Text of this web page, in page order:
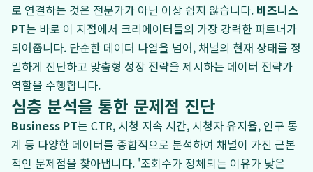
로 연결하는 것은 전문가가 아닌 이상 쉽지 않습니다. 비즈니스
PT는 바로 이 지점에서 크리에이터들의 가장 강력한 파트너가
되어줍니다. 단순한 데이터 나열을 넘어, 채널의 현재 상태를 정
밀하게 진단하고 맞춤형 성장 전략을 제시하는 데이터 전략가
역할을 수행합니다.
심층 분석을 통한 문제점 진단
Business PT는 CTR, 시청 지속 시간, 시청자 유지율, 인구 통
계 등 다양한 데이터를 종합적으로 분석하여 채널이 가진 근본
적인 문제점을 찾아냅니다. '조회수가 정체되는 이유가 낮은